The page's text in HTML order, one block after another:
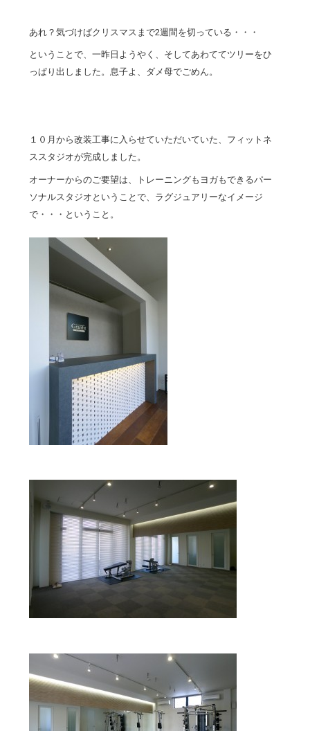
あれ？気づけばクリスマスまで2週間を切っている・・・
ということで、一昨日ようやく、そしてあわててツリーをひ
っぱり出しました。息子よ、ダメ母でごめん。
１０月から改装工事に入らせていただいていた、フィットネ
ススタジオが完成しました。
オーナーからのご要望は、トレーニングもヨガもできるパー
ソナルスタジオということで、ラグジュアリーなイメージ
で・・・ということ。